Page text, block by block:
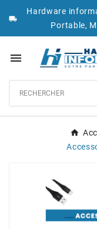

Hardware
Portable,
